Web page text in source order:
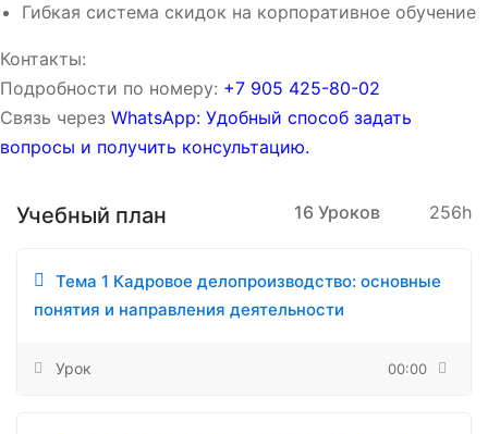
Гибкая система скидок на корпоративное обучение
Контакты:
Подробности по номеру: ‪‪+7 905 425-80-02‬‬
Связь через WhatsApp: Удобный способ задать
вопросы и получить консультацию.
Учебный план 16 Уроков 256h
Тема 1 Кадровое делопроизводство: основные
понятия и направления деятельности
Урок 00:00